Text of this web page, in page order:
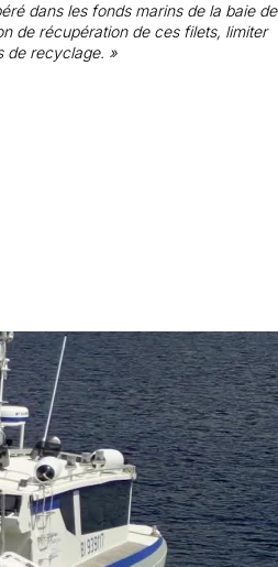
dans les fonds marins de la baie de
de récupération de ces filets, limiter
de recyclage. »